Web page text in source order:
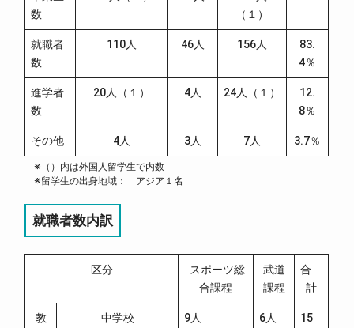
数
（１）
就職者
数
110人 46人 156人
83.
4％
進学者
数
20人（１） 4人 24人（１）
12.
8％
その他 4人 3人 7人 3.7％
※（）内は外国人留学生で内数
※留学生の出身地域： アジア１名
就職者数内訳
区分
スポーツ総
合課程
武道
課程
合
計
教
中学校 9人 6人
15